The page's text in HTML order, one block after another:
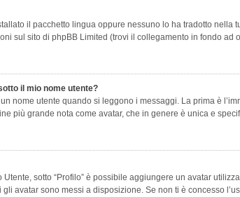
il pacchetto lingua oppure nessuno lo ha tradotto
sul sito di phpBB Limited (trovi il collegamento in fondo ad
il mio nome utente?
nome utente quando si leggono i messaggi. La prima è
più grande nota come avatar, che in genere è unica e
sotto “Profilo” è possibile aggiungere un avatar
avatar sono messi a disposizione. Se non ti è concesso